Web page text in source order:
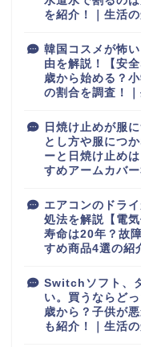
を紹介！｜生活
韓国コスメが怖
由を解説！【安
歳から始める？
の割合を調査！
日焼け止めが服
とし方や服につ
ーと日焼け止め
すめアームカバ
エアコンのドラ
処法を解説【電
寿命は20年？故
すめ商品4選の紹
Switchソフト、
い。買うならどっ
歳から？子供が
も紹介！｜生活